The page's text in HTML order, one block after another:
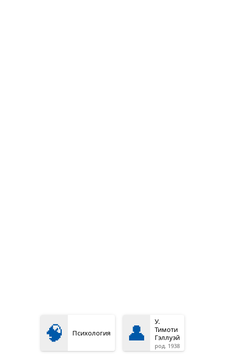
🧠 Психология 👤
У.
Тимоти
Гэллуэй
род. 1938